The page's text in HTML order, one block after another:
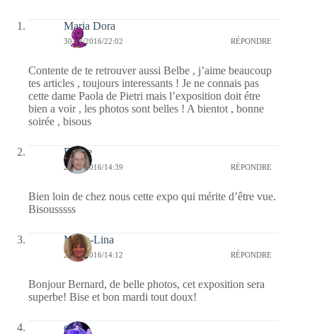
Maria Dora
30/03/2016/22:02 RÉPONDRE
Contente de te retrouver aussi Belbe , j’aime beaucoup
tes articles , toujours interessants ! Je ne connais pas
cette dame Paola de Pietri mais l’exposition doit étre
bien a voir , les photos sont belles ! A bientot , bonne
soirée , bisous
Renee
29/03/2016/14:39 RÉPONDRE
Bien loin de chez nous cette expo qui mérite d’être vue.
Bisousssss
Maria-Lina
29/03/2016/14:12 RÉPONDRE
Bonjour Bernard, de belle photos, cet exposition sera
superbe! Bise et bon mardi tout doux!
covix